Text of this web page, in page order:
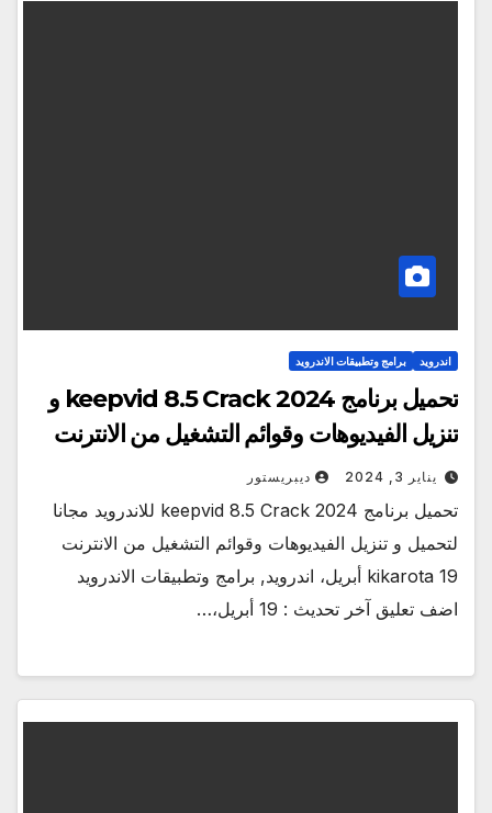
اندرويد برامج وتطبيقات الاندرويد
تحميل برنامج keepvid 8.5 Crack 2024 و
تنزيل الفيديوهات وقوائم التشغيل من الانترنت
يناير 3, 2024 ديبريستور
تحميل برنامج keepvid 8.5 Crack 2024 للاندرويد مجانا
لتحميل و تنزيل الفيديوهات وقوائم التشغيل من الانترنت
kikarota 19 أبريل، اندرويد, برامج وتطبيقات الاندرويد
اضف تعليق آخر تحديث : 19 أبريل،…